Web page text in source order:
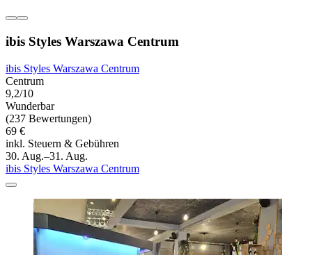
ibis Styles Warszawa Centrum
ibis Styles Warszawa Centrum
Centrum
9,2/10
Wunderbar
(237 Bewertungen)
69 €
inkl. Steuern & Gebühren
30. Aug.–31. Aug.
ibis Styles Warszawa Centrum